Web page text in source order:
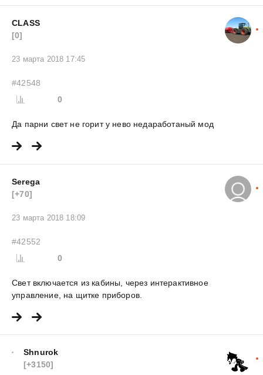
CLASS
[0]
23 марта 2018 17:45
#42548
0
Да парни свет не горит у нево недаработаный мод
Serega
[+70]
23 марта 2018 18:09
#42552
0
Свет включается из кабины, через интерактивное
управление, на щитке приборов.
Shnurok
[+3150]